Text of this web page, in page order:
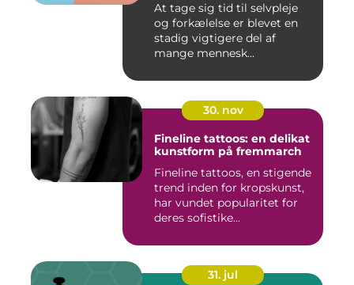
At tage sig tid til selvpleje
og forkælelse er blevet en
stadig vigtigere del af
mange mennesk...
30. nov
Fineline tattoos: en delikat
kunstform på fremmarch
Fineline tattoos, en stigende
trend inden for kropskunst,
har vundet popularitet for
deres sofistike...
31. jul